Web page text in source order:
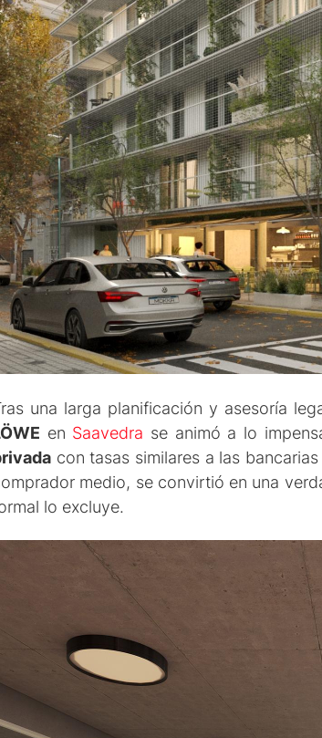
una larga planificación y asesoría
en Saavedra se animó a lo
con tasas similares a las
medio, se convirtió en una
lo excluye.